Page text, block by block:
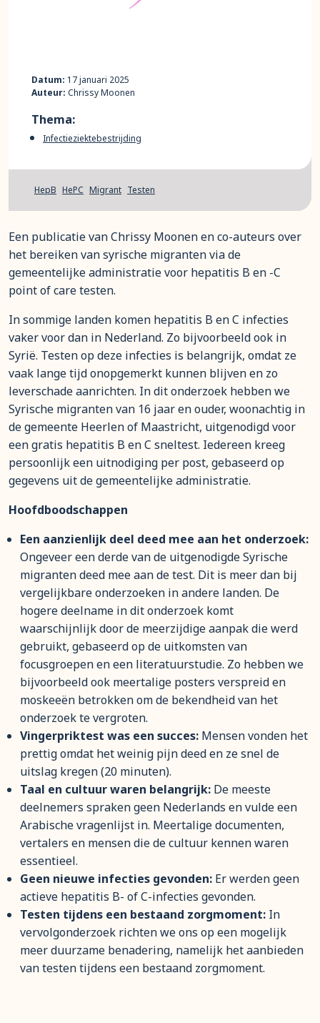
Een publicatie van Chrissy Moonen en co-auteurs over
het bereiken van syrische migranten via de
gemeentelijke administratie voor hepatitis B en -C
point of care testen.
In sommige landen komen hepatitis B en C infecties
vaker voor dan in Nederland. Zo bijvoorbeeld ook in
Syrië. Testen op deze infecties is belangrijk, omdat ze
vaak lange tijd onopgemerkt kunnen blijven en zo
leverschade aanrichten. In dit onderzoek hebben we
Syrische migranten van 16 jaar en ouder, woonachtig in
de gemeente Heerlen of Maastricht, uitgenodigd voor
een gratis hepatitis B en C sneltest. Iedereen kreeg
persoonlijk een uitnodiging per post, gebaseerd op
gegevens uit de gemeentelijke administratie.
Hoofdboodschappen
Een aanzienlijk deel deed mee aan het onderzoek:
Ongeveer een derde van de uitgenodigde Syrische
migranten deed mee aan de test. Dit is meer dan bij
vergelijkbare onderzoeken in andere landen. De
hogere deelname in dit onderzoek komt
waarschijnlijk door de meerzijdige aanpak die werd
gebruikt, gebaseerd op de uitkomsten van
focusgroepen en een literatuurstudie. Zo hebben we
bijvoorbeeld ook meertalige posters verspreid en
moskeeën betrokken om de bekendheid van het
onderzoek te vergroten.
Vingerpriktest was een succes: Mensen vonden het
prettig omdat het weinig pijn deed en ze snel de
uitslag kregen (20 minuten).
Taal en cultuur waren belangrijk: De meeste
deelnemers spraken geen Nederlands en vulde een
Arabische vragenlijst in. Meertalige documenten,
vertalers en mensen die de cultuur kennen waren
essentieel.
Geen nieuwe infecties gevonden: Er werden geen
actieve hepatitis B- of C-infecties gevonden.
Testen tijdens een bestaand zorgmoment: In
vervolgonderzoek richten we ons op een mogelijk
meer duurzame benadering, namelijk het aanbieden
van testen tijdens een bestaand zorgmoment.
Datum: 17 januari 2025
Auteur: Chrissy Moonen
Thema:
Infectieziektebestrijding
HepB HePC Migrant Testen